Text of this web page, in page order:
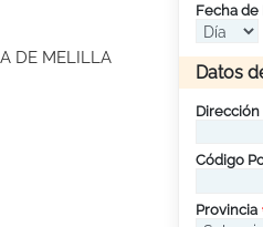
DE MELILLA
Fecha
Datos
Dirección
Código
Provincia